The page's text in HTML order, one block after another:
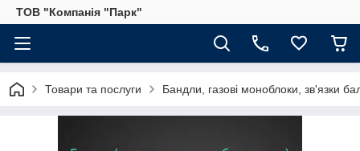
ТОВ "Компанія "Парк"
Товари та послуги Бандли, газові моноблоки, зв'язки